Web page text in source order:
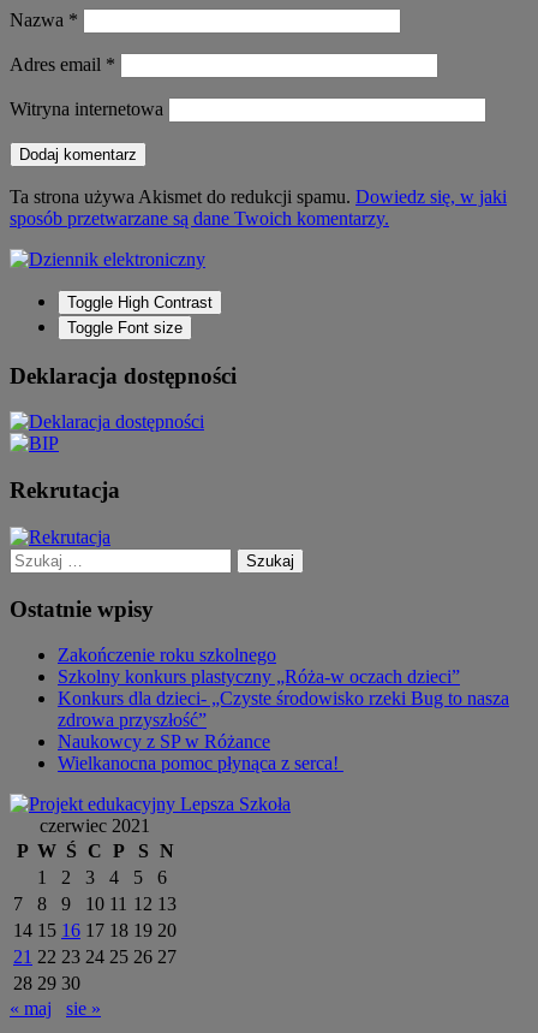
Nazwa *
Adres email *
Witryna internetowa
Ta strona używa Akismet do redukcji spamu. Dowiedz się, w jaki
sposób przetwarzane są dane Twoich komentarzy.
Toggle High Contrast
Toggle Font size
Deklaracja dostępności
Rekrutacja
Szukaj:
Ostatnie wpisy
Zakończenie roku szkolnego
Szkolny konkurs plastyczny „Róża-w oczach dzieci”
Konkurs dla dzieci- „Czyste środowisko rzeki Bug to nasza
zdrowa przyszłość”
Naukowcy z SP w Różance
Wielkanocna pomoc płynąca z serca!
czerwiec 2021
P W Ś C P S N
1
2 3 4 5
6
7
8 9 10 11 12 13
14 15 16 17 18 19 20
21 22 23 24 25 26 27
28 29 30
« maj
sie »